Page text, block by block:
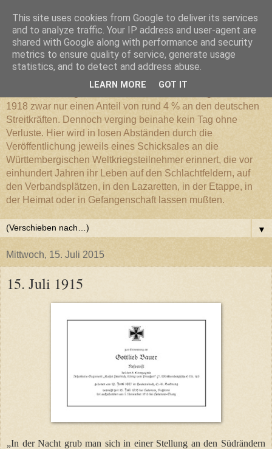
Württembergischer
Weltkriegs-Blog
1918 zwar nur einen Anteil von rund 4 % an den deutschen
Streitkräften. Dennoch verging beinahe kein Tag ohne
Verluste. Hier wird in losen Abständen durch die
Veröffentlichung jeweils eines Schicksales an die
Württembergischen Weltkriegsteilnehmer erinnert, die vor
einhundert Jahren ihr Leben auf den Schlachtfeldern, auf
den Verbandsplätzen, in den Lazaretten, in der Etappe, in
der Heimat oder in Gefangenschaft lassen mußten.
▼
Mittwoch, 15. Juli 2015
15. Juli 1915
„In der Nacht grub man sich in einer Stellung an den Südrändern
This site uses cookies from Google to deliver its services
and to analyze traffic. Your IP address and user-agent are
shared with Google along with performance and security
metrics to ensure quality of service, generate usage
statistics, and to detect and address abuse.
LEARN MORE GOT IT